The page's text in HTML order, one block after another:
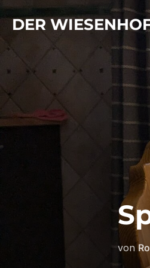
Zum
InhaltDER
von